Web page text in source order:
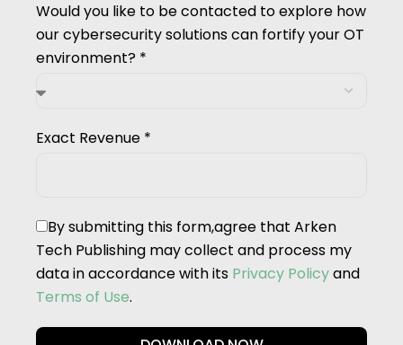
Would you like to be contacted to explore how
our cybersecurity solutions can fortify your OT
environment? *
Exact Revenue *
By submitting this form,agree that Arken
Tech Publishing may collect and process my
data in accordance with its Privacy Policyand
Terms of Use.